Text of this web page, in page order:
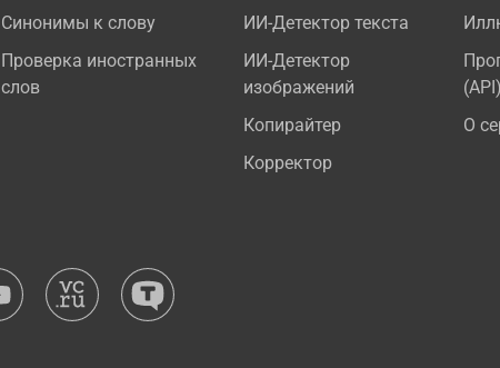
Синонимы к слову
Проверка иностранных
слов
ИИ-Детектор текста
ИИ-Детектор
изображений
Копирайтер
Корректор
(API)
О